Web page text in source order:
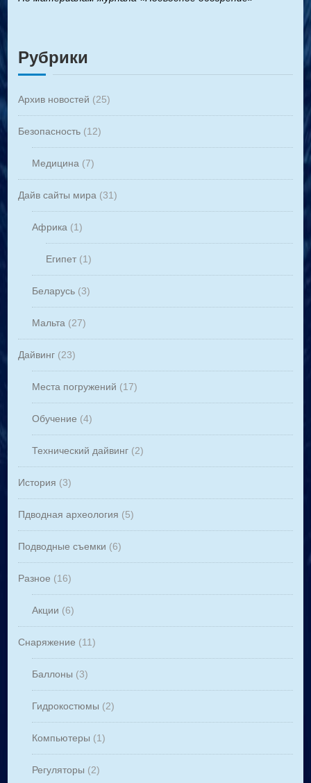
Рубрики
Архив новостей (25)
Безопасность (12)
Медицина (7)
Дайв сайты мира (31)
Африка (1)
Египет (1)
Беларусь (3)
Мальта (27)
Дайвинг (23)
Места погружений (17)
Обучение (4)
Технический дайвинг (2)
История (3)
Пдводная археология (5)
Подводные съемки (6)
Разное (16)
Акции (6)
Снаряжение (11)
Баллоны (3)
Гидрокостюмы (2)
Компьютеры (1)
Регуляторы (2)